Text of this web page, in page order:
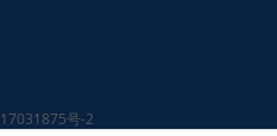
号-2